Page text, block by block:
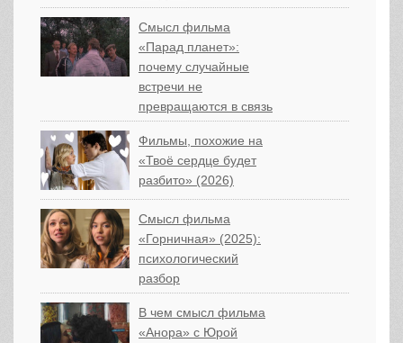
Смысл фильма
«Парад планет»:
почему случайные
встречи не
превращаются в связь
Фильмы, похожие на
«Твоё сердце будет
разбито» (2026)
Смысл фильма
«Горничная» (2025):
психологический
разбор
В чем смысл фильма
«Анора» с Юрой